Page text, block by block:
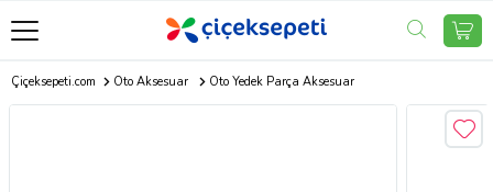
Çiçeksepeti.com Oto Aksesuar Oto Yedek Parça Aksesuar